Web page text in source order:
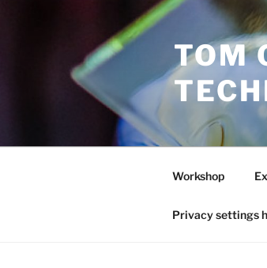
TOM
Workshop
Privacy settings